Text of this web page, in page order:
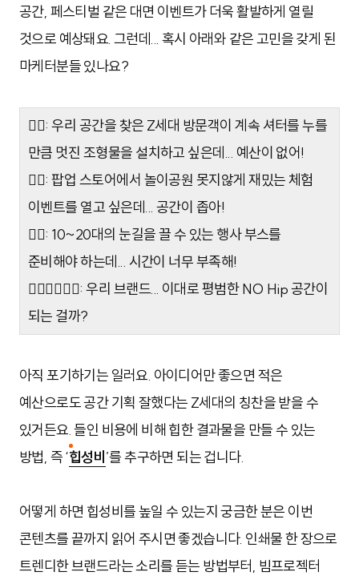
공간, 페스티벌 같은 대면 이벤트가 더욱 활발하게 열릴
것으로 예상돼요. 그런데... 혹시 아래와 같은 고민을 갖게 된
마케터분들 있나요?
🙅‍♀️: 우리 공간을 찾은 Z세대 방문객이 계속 셔터를 누를
만큼 멋진 조형물을 설치하고 싶은데... 예산이 없어!
🤦‍♂: 팝업 스토어에서 놀이공원 못지않게 재밌는 체험
이벤트를 열고 싶은데... 공간이 좁아!
🤷‍♀️: 10~20대의 눈길을 끌 수 있는 행사 부스를
준비해야 하는데... 시간이 너무 부족해!
🙅‍♀️🤦‍♂🤷‍♀️: 우리 브랜드... 이대로 평범한 NO Hip 공간이
되는 걸까?
아직 포기하기는 일러요. 아이디어만 좋으면 적은
예산으로도 공간 기획 잘했다는 Z세대의 칭찬을 받을 수
있거든요. 들인 비용에 비해 힙한 결과물을 만들 수 있는
방법, 즉 ‘힙성비 ’를 추구하면 되는 겁니다.
어떻게 하면 힙성비를 높일 수 있는지 궁금한 분은 이번
콘텐츠를 끝까지 읽어 주시면 좋겠습니다. 인쇄물 한 장으로
트렌디한 브랜드라는 소리를 듣는 방법부터, 빔프로젝터